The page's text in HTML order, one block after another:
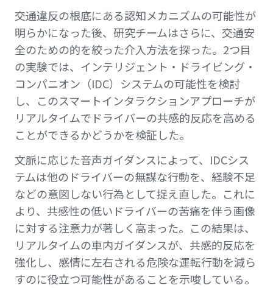
交通違反の根底にある認知メカニズムの可能性が
明らかになった後、研究チームはさらに、交通安
全のための的を絞った介入方法を探った。2つ目
の実験では、インテリジェント・ドライビング・
コンパニオン（IDC）システムの可能性を検討
し、このスマートインタラクションアプローチが
リアルタイムでドライバーの共感的反応を高める
ことができるかどうかを検証した。
文脈に応じた音声ガイダンスによって、IDCシス
テムは他のドライバーの無謀な行動を、経験不足
などの意図しない行為として捉え直した。これに
より、共感性の低いドライバーの苦痛を伴う画像
に対する注意力が著しく高まった。この結果は、
リアルタイムの車内ガイダンスが、共感的反応を
強化し、感情に左右される危険な運転行動を減ら
すのに役立つ可能性があることを示唆している。